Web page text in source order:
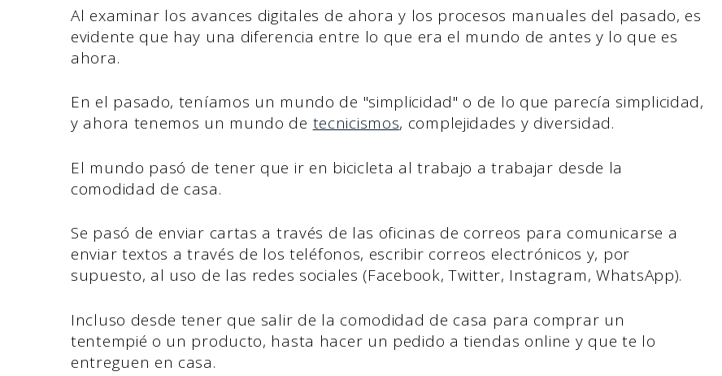
Al examinar los avances digitales de ahora y los procesos manuales del pasado, es
evidente que hay una diferencia entre lo que era el mundo de antes y lo que es
ahora.
En el pasado, teníamos un mundo de "simplicidad" o de lo que parecía simplicidad,
y ahora tenemos un mundo de tecnicismos, complejidades y diversidad.
El mundo pasó de tener que ir en bicicleta al trabajo a trabajar desde la
comodidad de casa.
Se pasó de enviar cartas a través de las oficinas de correos para comunicarse a
enviar textos a través de los teléfonos, escribir correos electrónicos y, por
supuesto, al uso de las redes sociales (Facebook, Twitter, Instagram, WhatsApp).
Incluso desde tener que salir de la comodidad de casa para comprar un
tentempié o un producto, hasta hacer un pedido a tiendas online y que te lo
entreguen en casa.